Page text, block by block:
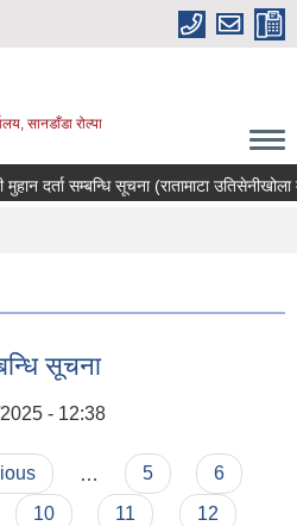
सानडाँडा रोल्पा
दर्ता सम्बन्धि सूचना (रातामाटा उतिसेनीखोला
सूचना
- 12:38
5
6
10 11
12